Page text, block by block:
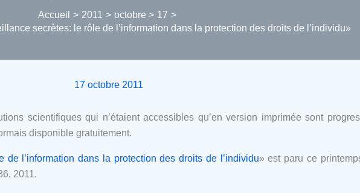
Accueil 2011 octobre
17
secrètes: le rôle de l’information dans la protection des droits de l’individu»
17 octobre 2011
scientifiques qui n’étaient accessibles qu’en version imprimée sont
disponible gratuitement.
de l’information dans la protection des droits de l’individu» est paru ce
2011.